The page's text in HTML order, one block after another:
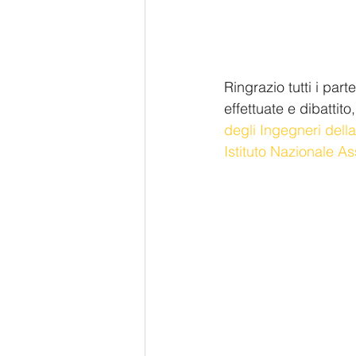
Ringrazio tutti i
effettuate e
degli Ingegneri
Istituto Nazionale